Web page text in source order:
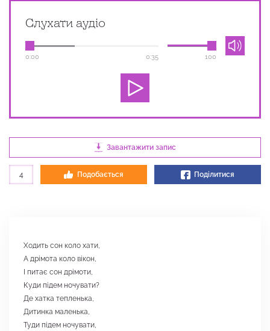
Слухати аудіо
0:00 0:35 100
Завантажити запис
4 Подобається Поділитися
Ходить сон коло хати,
А дрімота коло вікон,
І питає сон дрімоти,
Куди підем ночувати?
Де хатка тепленька,
Дитинка маленька,
Туди підем ночувати,